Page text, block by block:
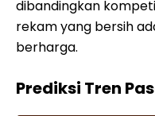
dibandingkan
rekam yang bersih
berharga.
Prediksi Tren